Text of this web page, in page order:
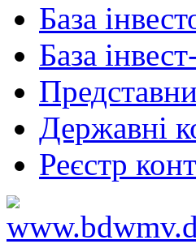
База
База
Державні
Реєстр